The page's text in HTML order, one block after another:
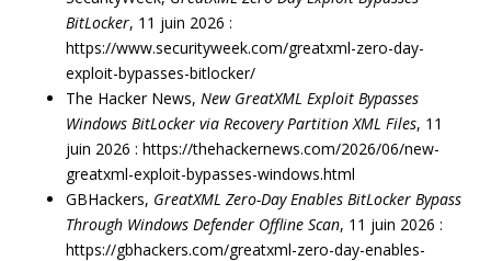
BitLocker, 11 juin 2026 :
https://www.securityweek.com/greatxml-zero-day-
exploit-bypasses-bitlocker/
The Hacker News, New GreatXML Exploit Bypasses
Windows BitLocker via Recovery Partition XML Files, 11
juin 2026 : https://thehackernews.com/2026/06/new-
greatxml-exploit-bypasses-windows.html
GBHackers, GreatXML Zero-Day Enables BitLocker Bypass
Through Windows Defender Offline Scan, 11 juin 2026 :
https://gbhackers.com/greatxml-zero-day-enables-